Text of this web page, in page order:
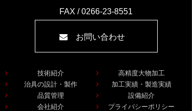
FAX / 0266-23-8551
お問い合わせ
技術紹介
高精度大物加工
治具の設計・製作
加工実績・製造実績
品質管理
設備紹介
会社紹介
プライバシーポリシー